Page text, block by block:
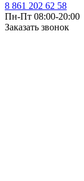
8 861 202 62 58
Пн-Пт 08:00-20:00
Заказать звонок